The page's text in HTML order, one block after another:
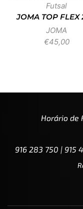
Futsal
JOMA TOP FLEX
JOMA
€45,00
Horário de
916 283 750 | 915